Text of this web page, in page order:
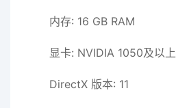
内存: 16 GB RAM
显卡: NVIDIA 1050及以上
DirectX 版本: 11